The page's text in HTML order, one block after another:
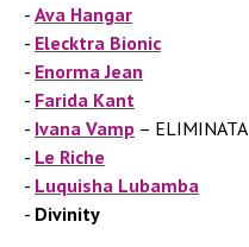
Ava Hangar
Elecktra Bionic
Enorma Jean
Farida Kant
Ivana Vamp – ELIMINATA
Le Riche
Luquisha Lubamba
Divinity